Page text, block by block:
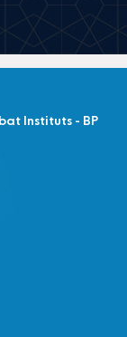
Instituts - BP